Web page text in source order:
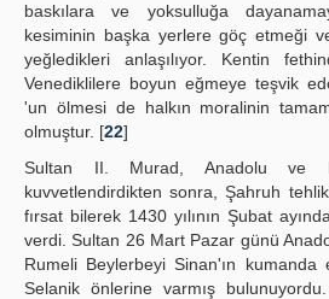
baskılara ve yoksulluğa
kesiminin başka yerlere göç etmeği
yeğledikleri anlaşılıyor. Kentin
Venediklilere boyun eğmeye teşvik
'un ölmesi de halkın moralinin
olmuştur. [22]
Sultan II. Murad, Anadolu ve
kuvvetlendirdikten sonra, Şahruh
fırsat bilerek 1430 yılının Şubat
verdi. Sultan 26 Mart Pazar günü
Rumeli Beylerbeyi Sinan'ın kumanda
Selanik önlerine varmış